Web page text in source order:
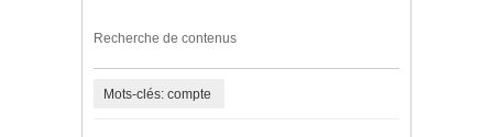
Recherche de contenus
Mots-clés: compte